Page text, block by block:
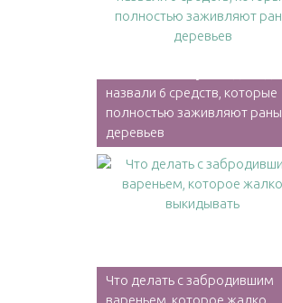
назвали 6 средств, которые
полностью заживляют раны
деревьев
Что делать с забродившим